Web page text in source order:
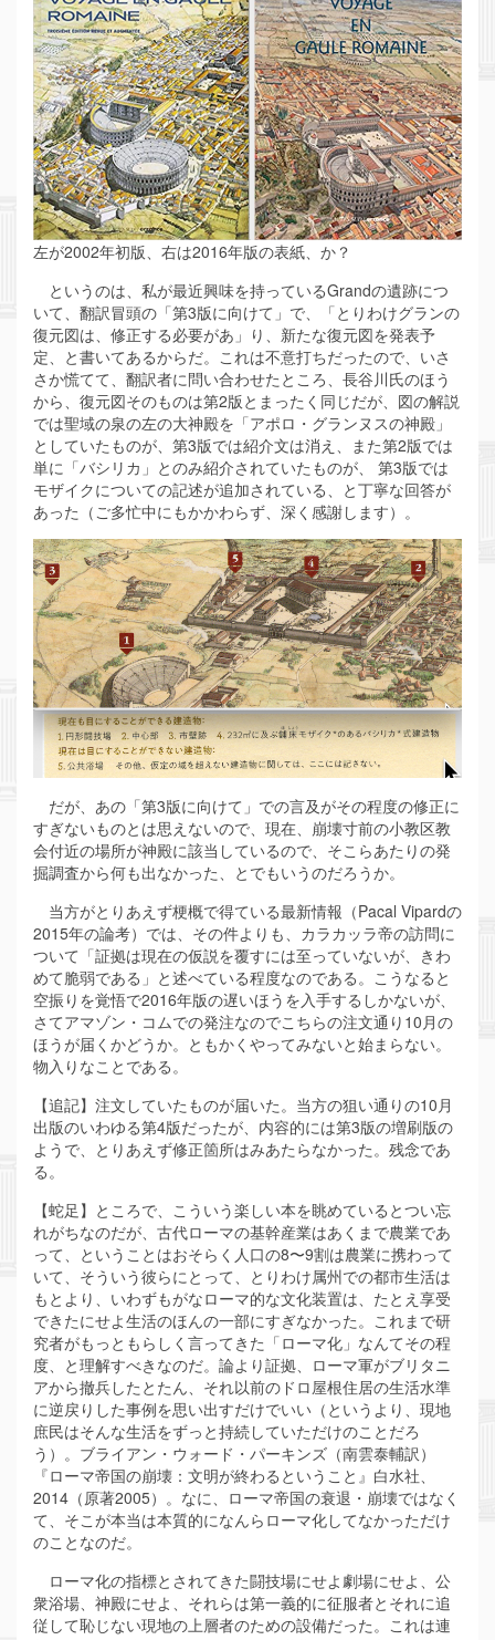
左が2002年初版、右は2016年版の表紙、か？
というのは、私が最近興味を持っているGrandの遺跡につ
いて、翻訳冒頭の「第3版に向けて」で、「とりわけグランの
復元図は、修正する必要があ」り、新たな復元図を発表予
定、と書いてあるからだ。これは不意打ちだったので、いさ
さか慌てて、翻訳者に問い合わせたところ、長谷川氏のほう
から、復元図そのものは第2版とまったく同じだが、図の解説
では聖域の泉の左の大神殿を「アポロ・グランヌスの神殿」
としていたものが、第3版では紹介文は消え、また第2版では
単に「バシリカ」とのみ紹介されていたものが、 第3版では
モザイクについての記述が追加されている、と丁寧な回答が
あった（ご多忙中にもかかわらず、深く感謝します）。
だが、あの「第3版に向けて」での言及がその程度の修正に
すぎないものとは思えないので、現在、崩壊寸前の小教区教
会付近の場所が神殿に該当しているので、そこらあたりの発
掘調査から何も出なかった、とでもいうのだろうか。
当方がとりあえず梗概で得ている最新情報（Pacal Vipardの
2015年の論考）では、その件よりも、カラカッラ帝の訪問に
ついて「証拠は現在の仮説を覆すには至っていないが、きわ
めて脆弱である」と述べている程度なのである。こうなると
空振りを覚悟で2016年版の遅いほうを入手するしかないが、
さてアマゾン・コムでの発注なのでこちらの注文通り10月の
ほうが届くかどうか。ともかくやってみないと始まらない。
物入りなことである。
【追記】注文していたものが届いた。当方の狙い通りの10月
出版のいわゆる第4版だったが、内容的には第3版の増刷版の
ようで、とりあえず修正箇所はみあたらなかった。残念であ
る。
【蛇足】ところで、こういう楽しい本を眺めているとつい忘
れがちなのだが、古代ローマの基幹産業はあくまで農業であ
って、ということはおそらく人口の8〜9割は農業に携わって
いて、そういう彼らにとって、とりわけ属州での都市生活は
もとより、いわずもがなローマ的な文化装置は、たとえ享受
できたにせよ生活のほんの一部にすぎなかった。これまで研
究者がもっともらしく言ってきた「ローマ化」なんてその程
度、と理解すべきなのだ。論より証拠、ローマ軍がブリタニ
アから撤兵したとたん、それ以前のドロ屋根住居の生活水準
に逆戻りした事例を思い出すだけでいい（というより、現地
庶民はそんな生活をずっと持続していただけのことだろ
う）。ブライアン・ウォード・パーキンズ（南雲泰輔訳）
『ローマ帝国の崩壊：文明が終わるということ』白水社、
2014（原著2005）。なに、ローマ帝国の衰退・崩壊ではなく
て、そこが本当は本質的になんらローマ化してなかっただけ
のことなのだ。
ローマ化の指標とされてきた闘技場にせよ劇場にせよ、公
衆浴場、神殿にせよ、それらは第一義的に征服者とそれに追
従して恥じない現地の上層者のための設備だった。これは連